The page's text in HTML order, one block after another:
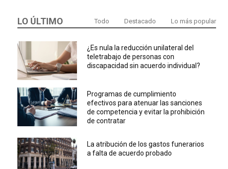
LO ÚLTIMO Todo Destacado Lo más popular
¿Es nula la reducción unilateral del
teletrabajo de personas con
discapacidad sin acuerdo individual?
Programas de cumplimiento
efectivos para atenuar las sanciones
de competencia y evitar la prohibición
de contratar
La atribución de los gastos funerarios
a falta de acuerdo probado